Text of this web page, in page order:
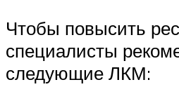
Чтобы повысить
специалисты
следующие ЛКМ: